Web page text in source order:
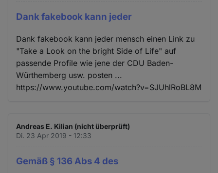
Dank fakebook kann jeder
Dank fakebook kann jeder mensch einen Link zu
"Take a Look on the bright Side of Life" auf
passende Profile wie jene der CDU Baden-
Würthemberg usw. posten ...
https://www.youtube.com/watch?v=SJUhlRoBL8M
Andreas E. Kilian (nicht überprüft)
Di. 23 Apr 2019 - 12:33
Gemäß § 136 Abs 4 des